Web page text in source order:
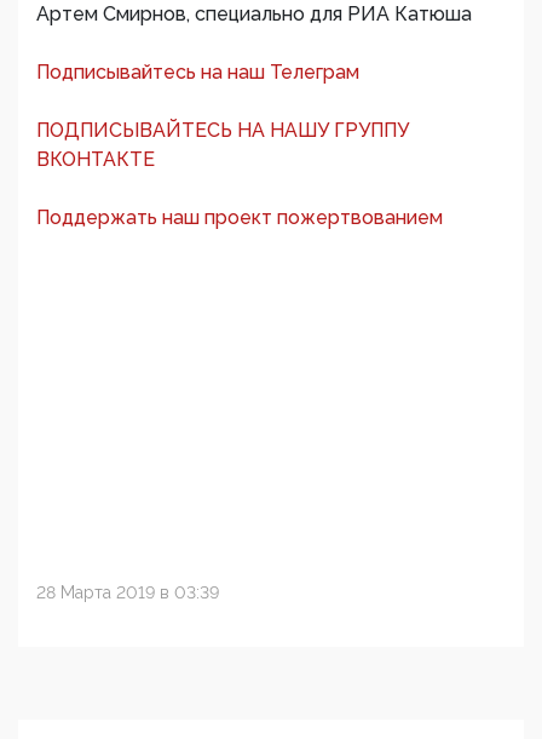
Артем Смирнов, специально для РИА Катюша
Подписывайтесь на наш Телеграм
ПОДПИСЫВАЙТЕСЬ НА НАШУ ГРУППУ
ВКОНТАКТЕ
Поддержать наш проект пожертвованием
28 Марта 2019 в 03:39